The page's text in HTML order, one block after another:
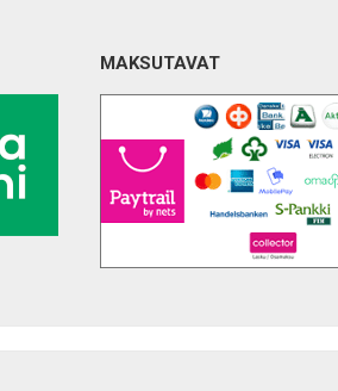
MAKSUTAVAT